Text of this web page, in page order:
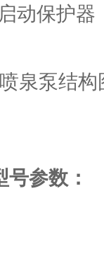
动保护器
泉泵结构
号参数：